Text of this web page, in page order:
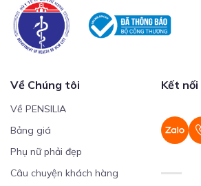
Về Chúng tôi
Về PENSILIA
Bảng giá
Phụ nữ phải đẹp
Câu chuyện khách hàng
Kết